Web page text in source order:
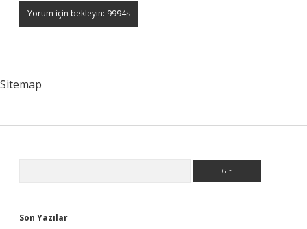
Sitemap
Son Yazılar